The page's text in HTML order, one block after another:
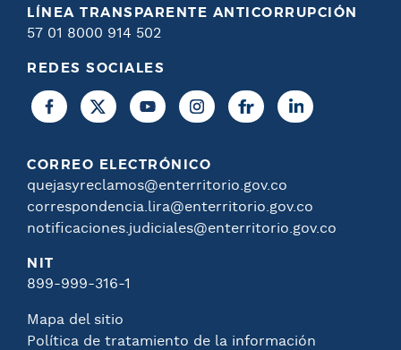
LÍNEA TRANSPARENTE ANTICORRUPCIÓN
57 01 8000 914 502
REDES SOCIALES
CORREO ELECTRÓNICO
quejasyreclamos@enterritorio.gov.co
correspondencia.lira@enterritorio.gov.co
notificaciones.judiciales@enterritorio.gov.co
NIT
899-999-316-1
Mapa del sitio
Política de tratamiento de la información